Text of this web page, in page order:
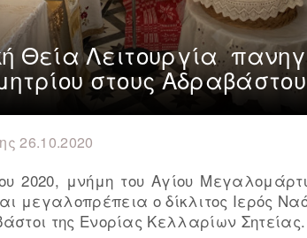
Θεία Λειτουργία
στους
26.10.2020
2020, μνήμη του Αγίου
μεγαλοπρέπεια ο δίκλιτος Ιερός
της Ενορίας Κελλαρίων Σητείας.